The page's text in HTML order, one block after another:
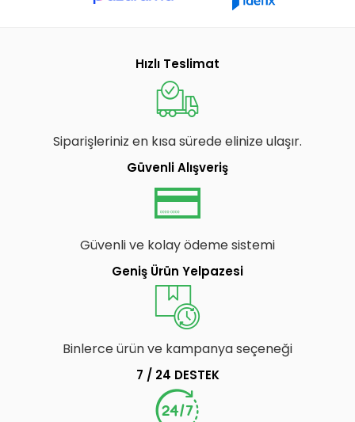
Hızlı Teslimat
Siparişleriniz en kısa sürede elinize ulaşır.
Güvenli Alışveriş
Güvenli ve kolay ödeme sistemi
Geniş Ürün Yelpazesi
Binlerce ürün ve kampanya seçeneği
7 / 24 DESTEK